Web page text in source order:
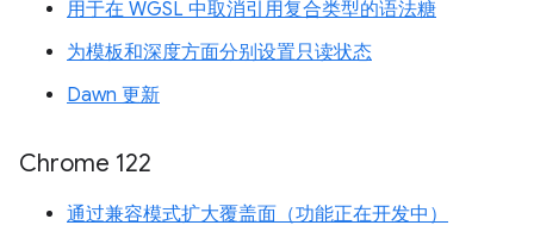
用于在 WGSL 中取消引用复合类型的语法糖
为模板和深度方面分别设置只读状态
Dawn 更新
Chrome 122
通过兼容模式扩大覆盖面（功能正在开发中）